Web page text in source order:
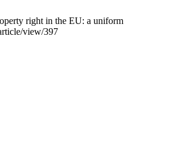
right in the EU: a uniform
view/397